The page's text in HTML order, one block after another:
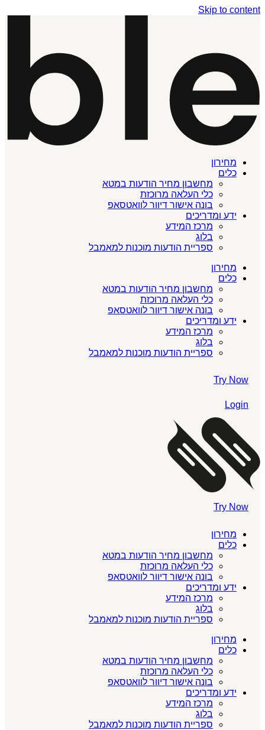
Skip to content
מחירון
כלים
מחשבון מחיר הודעות במטא
כלי העלאה מרוכזת
בונה אישור דיוור לוואטסאפ
ידע ומדריכים
מרכז המידע
בלוג
ספריית הודעות מוכנות למאמבל
מחירון
כלים
מחשבון מחיר הודעות במטא
כלי העלאה מרוכזת
בונה אישור דיוור לוואטסאפ
ידע ומדריכים
מרכז המידע
בלוג
ספריית הודעות מוכנות למאמבל
Try Now
Login
Try Now
מחירון
כלים
מחשבון מחיר הודעות במטא
כלי העלאה מרוכזת
בונה אישור דיוור לוואטסאפ
ידע ומדריכים
מרכז המידע
בלוג
ספריית הודעות מוכנות למאמבל
מחירון
כלים
מחשבון מחיר הודעות במטא
כלי העלאה מרוכזת
בונה אישור דיוור לוואטסאפ
ידע ומדריכים
מרכז המידע
בלוג
ספריית הודעות מוכנות למאמבל